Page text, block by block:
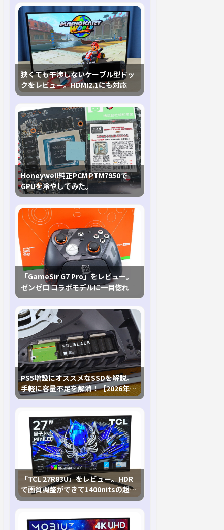
狭くても干渉しないケーブル型ドッ
クをレビュー。HDMI2.1にも対応
Honeywell純正PCM PTM7950で
GPUを冷やしてみた。
「GameSir G7 Pro」をレビュー。
ゼンゼロ コラボモデルに一目惚れ
PS5増設にオススメなSSDを解説。
手軽に容量不足を解消！【2026年最
新、PS5 Proにも対応】
「TCL 27R83U」をレビュー。HDR
で画質調整ができて1400nitsの超高
輝度も発揮！